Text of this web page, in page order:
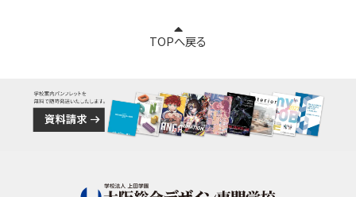
TOPへ戻る